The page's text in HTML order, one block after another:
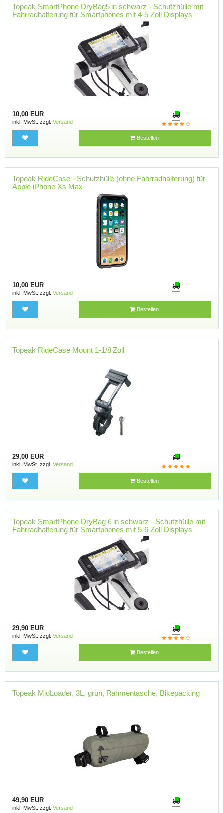
Topeak SmartPhone DryBag5 in schwarz - Schutzhülle mit
Fahrradhalterung für Smartphones mit 4-5 Zoll Displays
10,00 EUR
inkl. MwSt. zzgl. Versand
Bestellen
Topeak RideCase - Schutzhülle (ohne Fahrradhalterung) für
Apple iPhone Xs Max
10,00 EUR
inkl. MwSt. zzgl. Versand
Bestellen
Topeak RideCase Mount 1-1/8 Zoll
29,00 EUR
inkl. MwSt. zzgl. Versand
Bestellen
Topeak SmartPhone DryBag 6 in schwarz - Schutzhülle mit
Fahrradhalterung für Smartphones mit 5-6 Zoll Displays
29,90 EUR
inkl. MwSt. zzgl. Versand
Bestellen
Topeak MidLoader, 3L, grün, Rahmentasche, Bikepacking
49,90 EUR
inkl. MwSt. zzgl. Versand